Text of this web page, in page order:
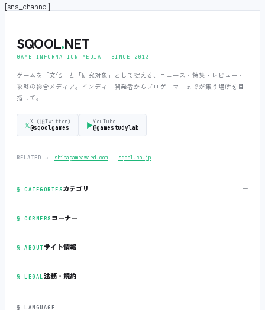
[sns_channel]
SQOOL.NET
GAME INFORMATION MEDIA ‧ SINCE 2013
ゲームを「文化」と「研究対象」として捉える、ニュース・特集・レビュー・
攻略の総合メディア。インディー開発者からプロゲーマーまでが集う場所を目
指して。
𝕏X (旧Twitter)
@sqoolgames ▶YouTube
@gamestudylab
RELATED → shibagameaward.com ‧ sqool.co.jp
§ CATEGORIESカテゴリ ＋
§ CORNERS コーナー ＋
§ ABOUTサイト情報 ＋
§ LEGAL法務・規約 ＋
§ LANGUAGE